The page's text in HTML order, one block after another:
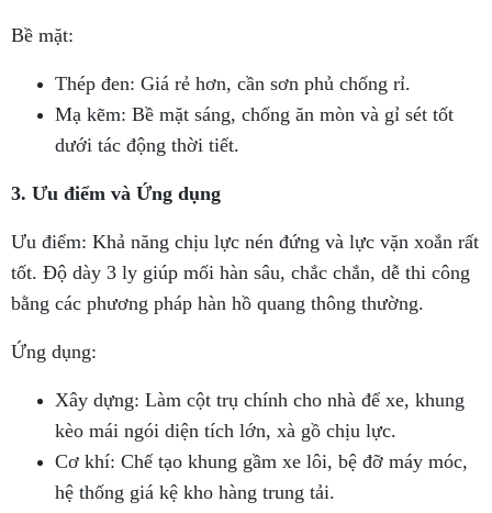
Bề mặt:
Thép đen: Giá rẻ hơn, cần sơn phủ chống rỉ.
Mạ kẽm: Bề mặt sáng, chống ăn mòn và gỉ sét tốt
dưới tác động thời tiết.
3. Ưu điểm và Ứng dụng
Ưu điểm: Khả năng chịu lực nén đứng và lực vặn xoắn rất
tốt. Độ dày 3 ly giúp mối hàn sâu, chắc chắn, dễ thi công
bằng các phương pháp hàn hồ quang thông thường.
Ứng dụng:
Xây dựng: Làm cột trụ chính cho nhà để xe, khung
kèo mái ngói diện tích lớn, xà gồ chịu lực.
Cơ khí: Chế tạo khung gầm xe lôi, bệ đỡ máy móc,
hệ thống giá kệ kho hàng trung tải.